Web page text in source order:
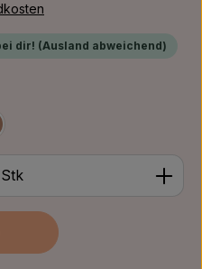
dir! (Ausland abweichend)
SilberBronze
gewünschten Wert ein
Stk